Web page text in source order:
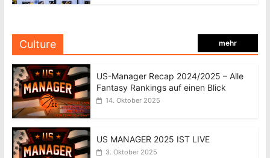
Culture mehr
US-Manager Recap 2024/2025 – Alle
Fantasy Rankings auf einen Blick
14. Oktober 2025
US MANAGER 2025 IST LIVE
3. Oktober 2025